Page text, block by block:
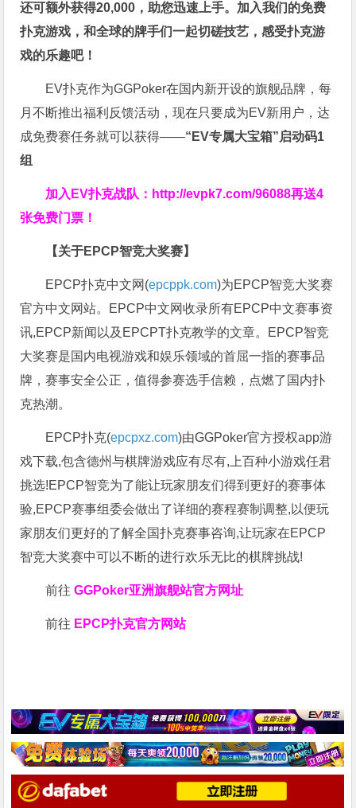
还可额外获得20,000，助您迅速上手。 加入我们的免费
扑克游戏，和全球的牌手们一起切磋技艺，感受扑克游
戏的乐趣吧！
EV扑克作为GGPoker在国内新开设的旗舰品牌，每
月不断推出福利反馈活动，现在只要成为EV新用户，达
成免费赛任务就可以获得——“EV专属大宝箱”启动码1
组
加入EV扑克战队： http://evpk7.com/96088再送4
张免费门票！
【关于EPCP智竞大奖赛】
EPCP扑克中文网(epcppk.com)为EPCP智竞大奖赛
官方中文网站。EPCP中文网收录所有EPCP中文赛事资
讯,EPCP新闻以及EPCPT扑克教学的文章。EPCP智竞
大奖赛是国内电视游戏和娱乐领域的首屈一指的赛事品
牌，赛事安全公正，值得参赛选手信赖，点燃了国内扑
克热潮。
EPCP扑克(epcpxz.com)由GGPoker官方授权app游
戏下载,包含德州与棋牌游戏应有尽有,上百种小游戏任君
挑选!EPCP智竞为了能让玩家朋友们得到更好的赛事体
验,EPCP赛事组委会做出了详细的赛程赛制调整,以便玩
家朋友们更好的了解全国扑克赛事咨询,让玩家在EPCP
智竞大奖赛中可以不断的进行欢乐无比的棋牌挑战!
前往GGPoker亚洲旗舰站官方网址
前往 EPCP扑克官方网站